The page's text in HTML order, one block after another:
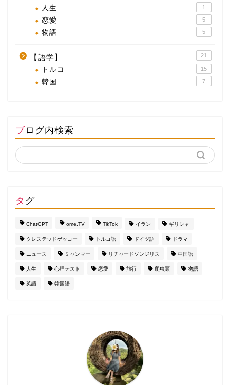
人生 1
恋愛 5
物語 5
【語学】 21
トルコ 15
韓国 7
ブログ内検索
タグ
ChatGPT ome.TV TikTok イラン ギリシャ
クレステッドゲッコー トルコ語 ドイツ語 ドラマ
ニュース ミャンマー リチャードソンジリス 中国語
人生 心理テスト 恋愛 旅行 爬虫類 物語
英語 韓国語